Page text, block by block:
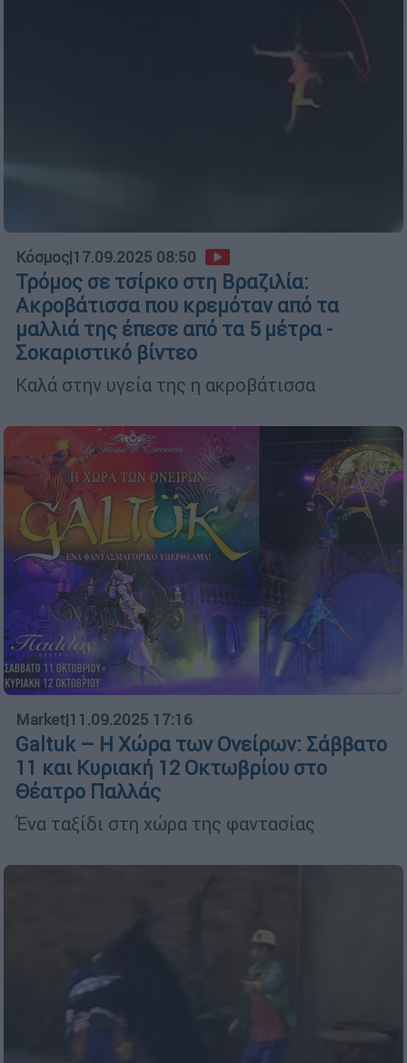
Κόσμος|17.09.2025 08:50
Τρόμος σε τσίρκο στη Βραζιλία:
Ακροβάτισσα που κρεμόταν από τα
μαλλιά της έπεσε από τα 5 μέτρα -
Σοκαριστικό βίντεο
Καλά στην υγεία της η ακροβάτισσα
Market|11.09.2025 17:16
Galtuk – Η Χώρα των Ονείρων: Σάββατο
11 και Κυριακή 12 Οκτωβρίου στο
Θέατρο Παλλάς
Ένα ταξίδι στη χώρα της φαντασίας